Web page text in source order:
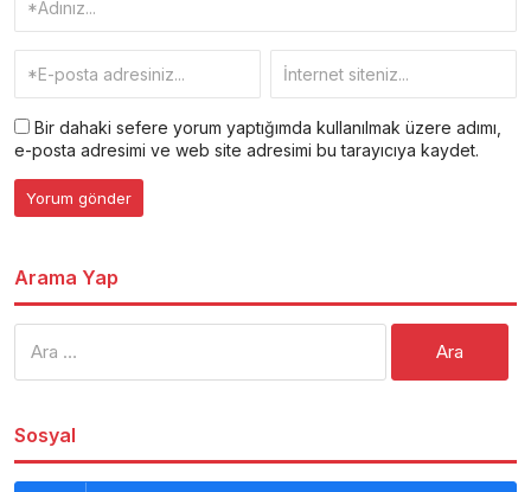
Bir dahaki sefere yorum yaptığımda kullanılmak üzere adımı,
e-posta adresimi ve web site adresimi bu tarayıcıya kaydet.
Arama Yap
Sosyal